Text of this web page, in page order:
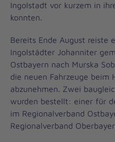
Ingolstadt vor kurzem in
konnten.
Bereits Ende August reiste
Ingolstädter Johanniter
Ostbayern nach Murska
die neuen Fahrzeuge beim
abzunehmen. Zwei
wurden bestellt: einer für
im Regionalverband
Regionalverband